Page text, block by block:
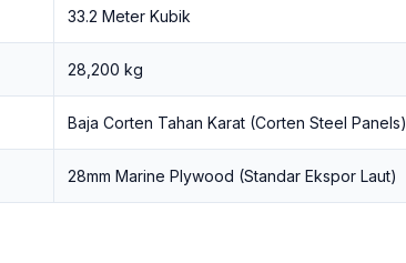
33.2 Meter Kubik
28,200 kg
Baja Corten Tahan Karat (Corten Steel Panels)
28mm Marine Plywood (Standar Ekspor Laut)